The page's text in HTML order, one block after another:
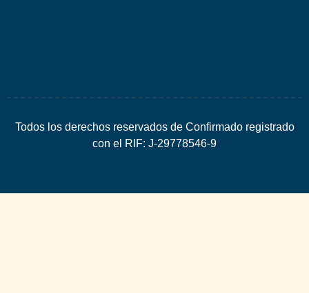
Todos los derechos reservados de Confirmado registrado
con el RIF: J-29778546-9